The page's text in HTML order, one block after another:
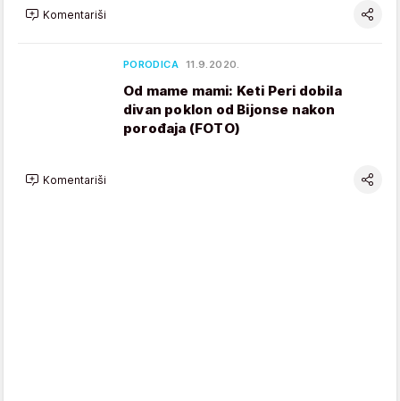
Komentariši
PORODICA 11.9.2020.
Od mame mami: Keti Peri dobila
divan poklon od Bijonse nakon
porođaja (FOTO)
Komentariši